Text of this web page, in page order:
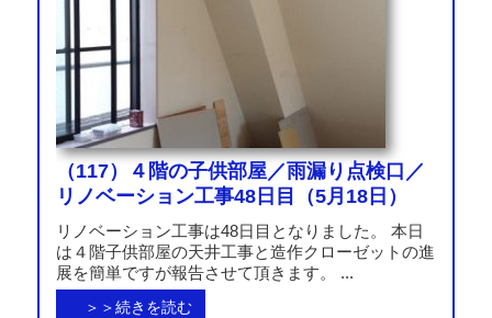
（117）４階の子供部屋／雨漏り点検口／
リノベーション工事48日目（5月18日）
リノベーション工事は48日目となりました。 本日
は４階子供部屋の天井工事と造作クローゼットの進
展を簡単ですが報告させて頂きます。 ...
＞＞続きを読む